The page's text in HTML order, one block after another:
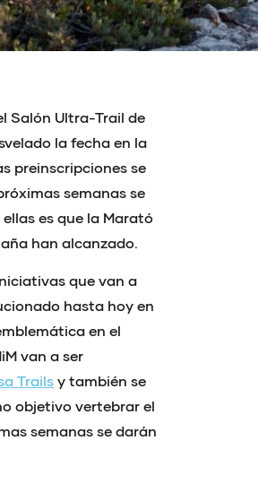
Salón Ultra-Trail de
la fecha en la
preinscripciones se
semanas se
es que la Marató
han alcanzado.
que van a
hasta hoy en
en el
van a ser
Trails y también se
objetivo vertebrar el
semanas se darán